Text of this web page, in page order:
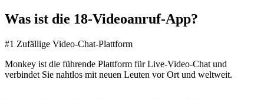
Was ist die 18-Videoanruf-App?
#1 Zufällige Video-Chat-Plattform
Monkey ist die führende Plattform für Live-Video-Chat und
verbindet Sie nahtlos mit neuen Leuten vor Ort und weltweit.